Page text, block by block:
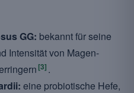
GG: bekannt für seine
Intensität von Magen-
[3] .
eine probiotische Hefe,